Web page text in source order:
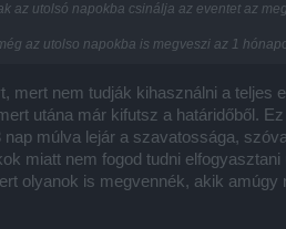
az utolsó napokba csinálja az eventet az
az utolso napokba is megveszi az 1
nem tudják kihasználni a teljes
utána már kifutsz a határidőből.
múlva lejár a szavatossága,
miatt nem fogod tudni
olyanok is megvennék, akik amúgy